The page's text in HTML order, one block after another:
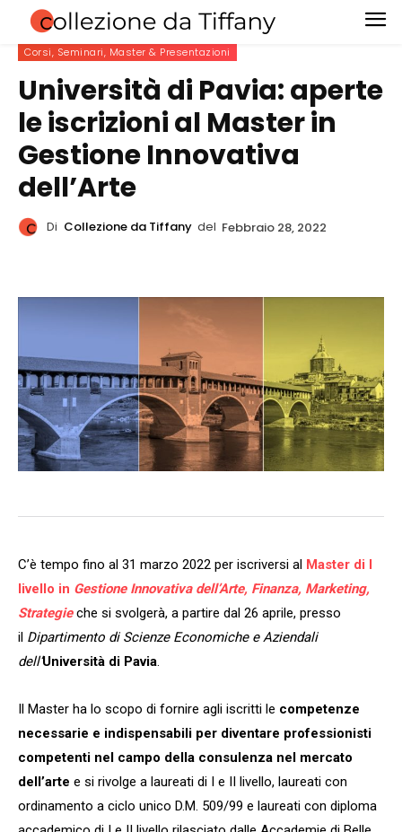
Corsi, Seminari, Master & Presentazioni
Università di Pavia: aperte
le iscrizioni al Master in
Gestione Innovativa
dell’Arte
Di Collezione da Tiffany del Febbraio 28, 2022
C’è tempo fino al 31 marzo 2022 per iscriversi al Master di I
livello in Gestione Innovativa dell’Arte, Finanza, Marketing,
Strategie che si svolgerà, a partire dal 26 aprile, presso
il Dipartimento di Scienze Economiche e Aziendali
dell’Università di Pavia.
Il Master ha lo scopo di fornire agli iscritti le competenze
necessarie e indispensabili per diventare professionisti
competenti nel campo della consulenza nel mercato
dell’arte e si rivolge a laureati di I e II livello, laureati con
ordinamento a ciclo unico D.M. 509/99 e laureati con diploma